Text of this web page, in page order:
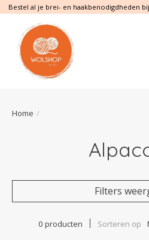
Bestel al je brei- en haakbenodigdheden
Home /
Filters
0 producten Sorteren op